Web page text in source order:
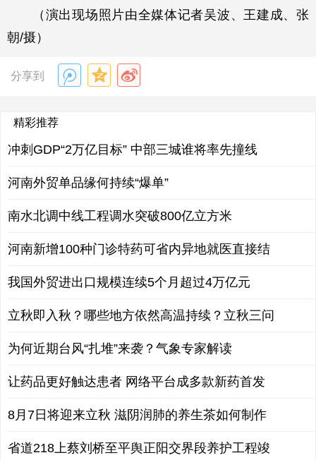
（演出现场照片由全媒体记者吴波、王建成、张
朝/摄）
分享到
精彩推荐
冲刺GDP“2万亿目标” 中部三城谁将率先撞线
河南外贸单品缘何持续“爆单”
南水北调中线工程调水突破800亿立方米
河南新增100种门诊特药可省内异地就医直接结
我国外贸进出口规模连续5个月超过4万亿元
立秋即入秋？哪些地方依然高温持续？立秋三问
为何近期台风“扎堆”来袭？气象专家解读
让药品更好触达患者 网络平台成多款新药首发
8月7日将迎来立秋 滋阴润肺的养生茶如何制作
省道218上蔡刘桥至平舆正阳交界段养护工程竣